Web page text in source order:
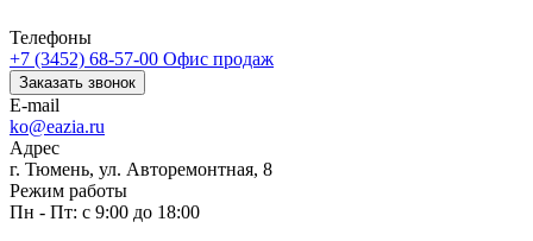
Телефоны
+7 (3452) 68-57-00 Офис продаж
Заказать звонок
E-mail
ko@eazia.ru
Адрес
г. Тюмень, ул. Авторемонтная, 8
Режим работы
Пн - Пт: с 9:00 до 18:00